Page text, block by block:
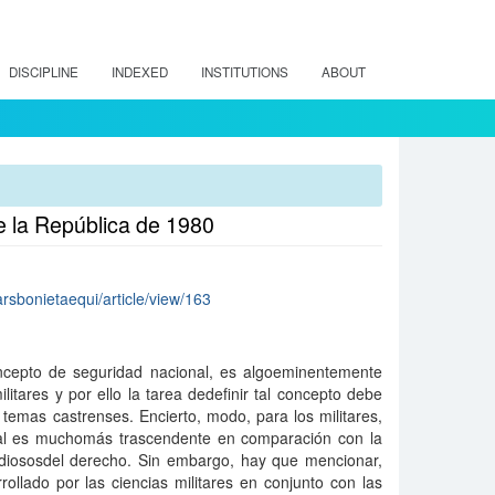
DISCIPLINE INDEXED INSTITUTIONS ABOUT
la República de 1980
article/view/163
de seguridad nacional, es algoeminentemente
y por ello la tarea dedefinir tal concepto debe
castrenses. Encierto, modo, para los militares,
es muchomás trascendente en comparación con la
derecho. Sin embargo, hay que mencionar,
por las ciencias militares en conjunto con las